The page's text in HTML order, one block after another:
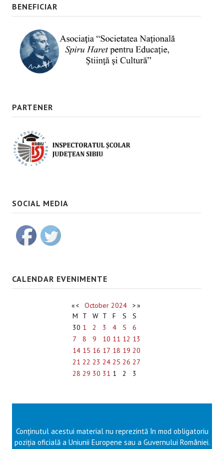
BENEFICIAR
PARTENER
SOCIAL MEDIA
CALENDAR EVENIMENTE
«< October 2024 >»
M
T W T F S
S
30 1 2 3 4 5
6
7
8 9 10 11 12 13
14 15 16 17 18 19 20
21 22 23 24 25 26 27
28 29 30 31 1 2 3
Conținutul acestui material nu reprezintă în mod obligatoriu
poziția oficială a Uniunii Europene sau a Guvernului României.